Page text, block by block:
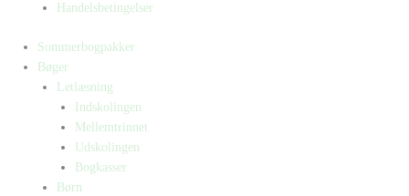
Handelsbetingelser
Sommerbogpakker
Bøger
Letlæsning
Indskolingen
Mellemtrinnet
Udskolingen
Bogkasser
Børn